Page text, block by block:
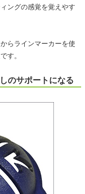
ングの感覚を覚えやす
らラインマーカーを使
す。
のサポートになる